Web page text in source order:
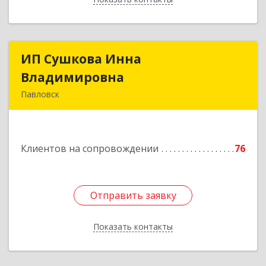
ИП Сушкова Инна
Владимировна
Павловск
Клиентов на сопровождении 76
Отправить заявку
Показать контакты
ИП Сушкова Инна
Подробнее
Отправить заявку
Назад